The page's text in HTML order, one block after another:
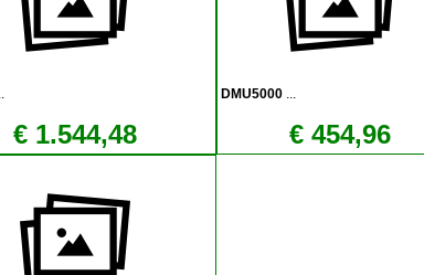
€ 1.544,48
DMU5000 ...
€ 454,96